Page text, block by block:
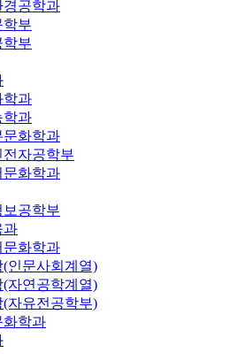
경공학과
학부
학부
학과
학과
문화학과
전자공학부
문화학과
보공학부
과
문화학과
(인문사회계열)
(자연공학계열)
(자유전공학부)
화학과